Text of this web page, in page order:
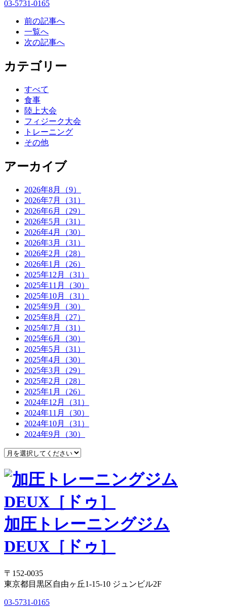
03-5731-0165
前の記事へ
一覧へ
次の記事へ
カテゴリー
すべて
食事
陸上大会
フィジーク大会
トレーニング
その他
アーカイブ
2026年8月（9）
2026年7月（31）
2026年6月（29）
2026年5月（31）
2026年4月（30）
2026年3月（31）
2026年2月（28）
2026年1月（26）
2025年12月（31）
2025年11月（30）
2025年10月（31）
2025年9月（30）
2025年8月（27）
2025年7月（31）
2025年6月（30）
2025年5月（31）
2025年4月（30）
2025年3月（29）
2025年2月（28）
2025年1月（26）
2024年12月（31）
2024年11月（30）
2024年10月（31）
2024年9月（30）
加圧トレーニングジム
DEUX［ドゥ］
〒152-0035
東京都目黒区自由ヶ丘1-15-10 ジュンビル2F
03-5731-0165